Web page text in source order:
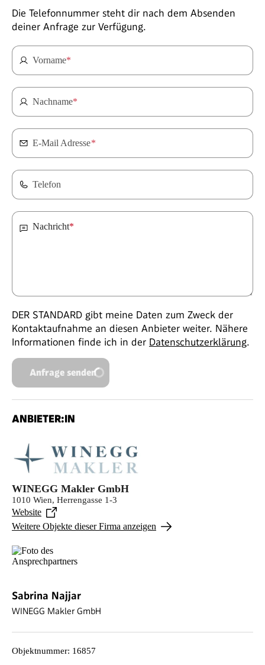
Die Telefonnummer steht dir nach dem Absenden
deiner Anfrage zur Verfügung.
Vorname*
Nachname*
E-Mail Adresse*
Telefon
Nachricht*
DER STANDARD gibt meine Daten zum Zweck der
Kontaktaufnahme an diesen Anbieter weiter. Nähere
Informationen finde ich in der Datenschutzerklärung.
Anfrage senden
ANBIETER:IN
WINEGG Makler GmbH
1010 Wien, Herrengasse 1-3
Website
Weitere Objekte dieser Firma anzeigen
Sabrina Najjar
WINEGG Makler GmbH
Objektnummer: 16857